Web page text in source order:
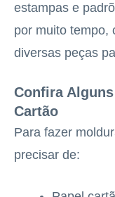
estampas e
por muito tempo,
diversas peças
Confira
Cartão
Para fazer
precisar de: